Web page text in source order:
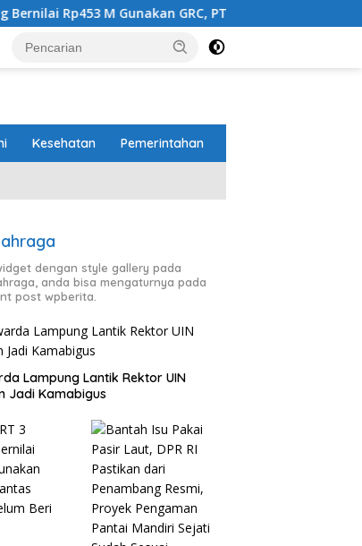
M Gunakan GRC, PT Brantas Abipraya Belum Beri
Kesehatan Pemerintahan
dengan style gallery pada
anda bisa mengaturnya pada
post wpberita.
Lampung Lantik Rektor UIN
Jadi Kamabigus